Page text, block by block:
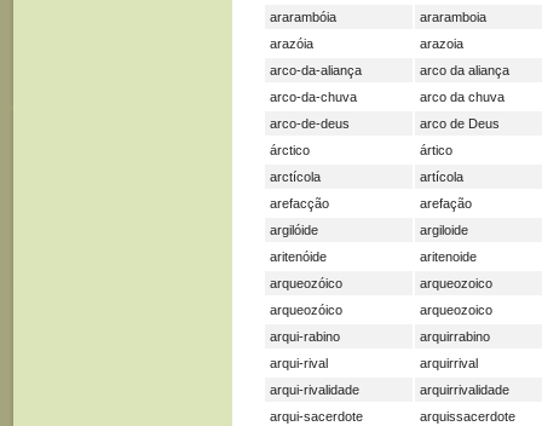
ararambóia
araramboia
arazóia
arazoia
arco-da-aliança
arco da aliança
arco-da-chuva
arco da chuva
arco-de-deus
arco de Deus
árctico
ártico
arctícola
artícola
arefacção
arefação
argilóide
argiloide
aritenóide
aritenoide
arqueozóico
arqueozoico
arqueozóico
arqueozoico
arqui-rabino
arquirrabino
arqui-rival
arquirrival
arqui-rivalidade
arquirrivalidade
arqui-sacerdote
arquissacerdote